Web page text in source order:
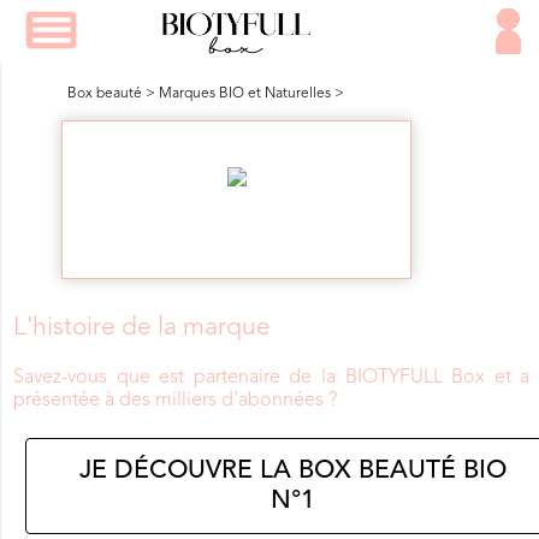
Box beauté > Marques BIO et Naturelles >
L'histoire de la marque
Savez-vous que est partenaire de la BIOTYFULL Box et a
présentée à des milliers d'abonnées ?
JE DÉCOUVRE LA BOX BEAUTÉ BIO
N°1